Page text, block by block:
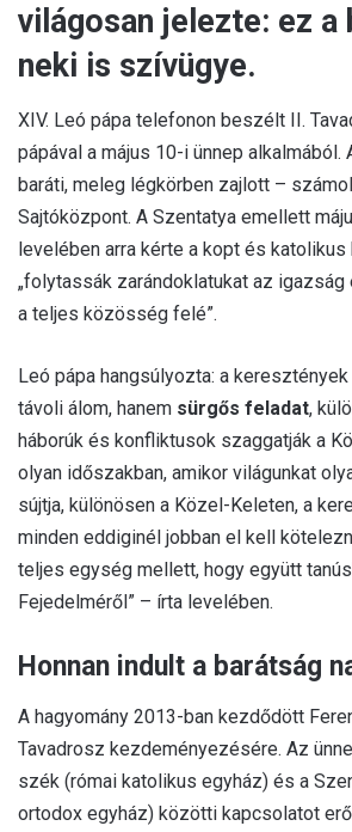
világosan jelezte: ez a
neki is szívügye.
XIV. Leó pápa telefonon beszélt II.
pápával a május 10-i ünnep
baráti, meleg légkörben zajlott –
Sajtóközpont. A Szentatya emellett
levelében arra kérte a kopt és katolikus
„folytassák zarándoklatukat az
a teljes közösség felé”.
Leó pápa hangsúlyozta: a
távoli álom, hanem sürgős feladat,
háborúk és konfliktusok szaggatják a
olyan időszakban, amikor világunkat
sújtja, különösen a Közel-Keleten, a
minden eddiginél jobban el kell
teljes egység mellett, hogy együtt
Fejedelméről” – írta levelében.
Honnan indult a barátság
A hagyomány 2013-ban kezdődött
Tavadrosz kezdeményezésére. Az
szék (római katolikus egyház) és a
ortodox egyház) közötti kapcsolatot